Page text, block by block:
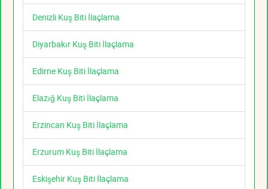
Denizli Kuş Biti İlaçlama
Diyarbakır Kuş Biti İlaçlama
Edirne Kuş Biti İlaçlama
Elazığ Kuş Biti İlaçlama
Erzincan Kuş Biti İlaçlama
Erzurum Kuş Biti İlaçlama
Eskişehir Kuş Biti İlaçlama